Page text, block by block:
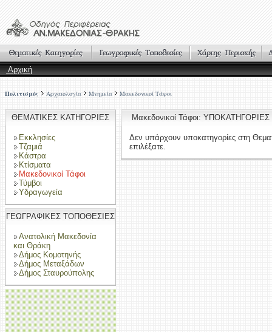
Αρχική
Πολιτισμός Αρχαιολογία Μνημεία Μακεδονικοί Τάφοι
ΘΕΜΑΤΙΚΕΣ ΚΑΤΗΓΟΡΙΕΣ
Εκκλησίες
Τζαμιά
Κάστρα
Κτίσματα
Μακεδονικοί Τάφοι
Τύμβοι
Υδραγωγεία
ΓΕΩΓΡΑΦΙΚΕΣ ΤΟΠΟΘΕΣΙΕΣ
Ανατολική Μακεδονία
και Θράκη
Δήμος Κομοτηνής
Δήμος Μεταξάδων
Δήμος Σταυρούπολης
Μακεδονικοί Τάφοι: ΥΠΟΚΑΤΗΓΟΡΙΕΣ
Δεν υπάρχουν υποκατηγορίες στη
επιλέξατε.